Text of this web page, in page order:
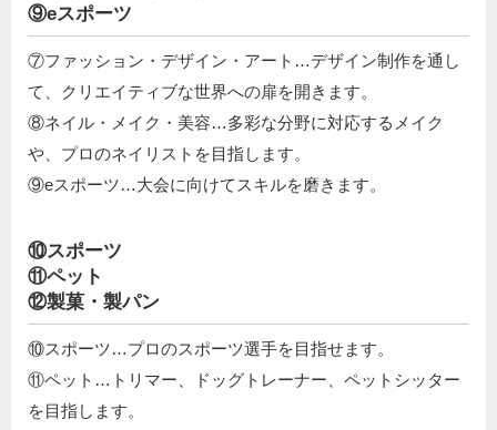
⑨eスポーツ
⑦ファッション・デザイン・アート…デザイン制作を通し
て、クリエイティブな世界への扉を開きます。
⑧ネイル・メイク・美容…多彩な分野に対応するメイク
や、プロのネイリストを目指します。
⑨eスポーツ…大会に向けてスキルを磨きます。
⑩スポーツ
⑪ペット
⑫製菓・製パン
⑩スポーツ…プロのスポーツ選手を目指せます。
⑪ペット…トリマー、ドッグトレーナー、ペットシッター
を目指します。